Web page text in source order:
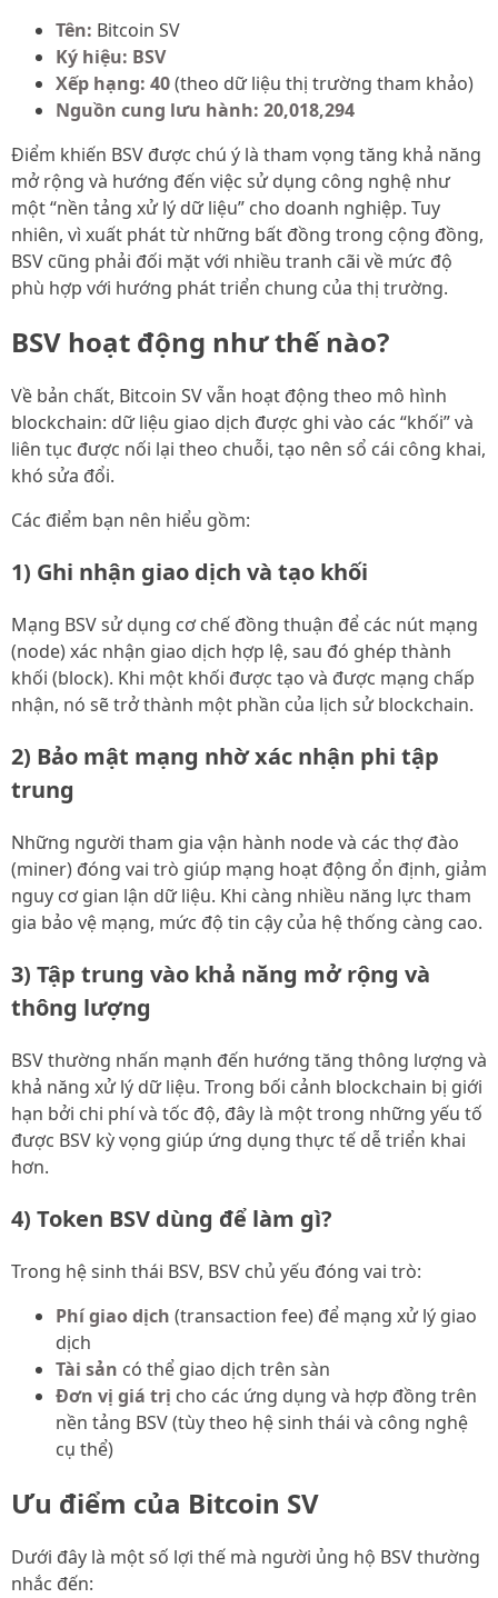
Tên: Bitcoin SV
Ký hiệu: BSV
Xếp hạng: 40(theo dữ liệu thị trường tham khảo)
Nguồn cung lưu hành: 20,018,294
Điểm khiến BSV được chú ý là tham vọng tăng khả năng
mở rộng và hướng đến việc sử dụng công nghệ như
một “nền tảng xử lý dữ liệu” cho doanh nghiệp. Tuy
nhiên, vì xuất phát từ những bất đồng trong cộng đồng,
BSV cũng phải đối mặt với nhiều tranh cãi về mức độ
phù hợp với hướng phát triển chung của thị trường.
BSV hoạt động như thế nào?
Về bản chất, Bitcoin SV vẫn hoạt động theo mô hình
blockchain: dữ liệu giao dịch được ghi vào các “khối” và
liên tục được nối lại theo chuỗi, tạo nên sổ cái công khai,
khó sửa đổi.
Các điểm bạn nên hiểu gồm:
1) Ghi nhận giao dịch và tạo khối
Mạng BSV sử dụng cơ chế đồng thuận để các nút mạng
(node) xác nhận giao dịch hợp lệ, sau đó ghép thành
khối (block). Khi một khối được tạo và được mạng chấp
nhận, nó sẽ trở thành một phần của lịch sử blockchain.
2) Bảo mật mạng nhờ xác nhận phi tập
trung
Những người tham gia vận hành node và các thợ đào
(miner) đóng vai trò giúp mạng hoạt động ổn định, giảm
nguy cơ gian lận dữ liệu. Khi càng nhiều năng lực tham
gia bảo vệ mạng, mức độ tin cậy của hệ thống càng cao.
3) Tập trung vào khả năng mở rộng và
thông lượng
BSV thường nhấn mạnh đến hướng tăng thông lượng và
khả năng xử lý dữ liệu. Trong bối cảnh blockchain bị giới
hạn bởi chi phí và tốc độ, đây là một trong những yếu tố
được BSV kỳ vọng giúp ứng dụng thực tế dễ triển khai
hơn.
4) Token BSV dùng để làm gì?
Trong hệ sinh thái BSV, BSV chủ yếu đóng vai trò:
Phí giao dịch (transaction fee) để mạng xử lý giao
dịch
Tài sản có thể giao dịch trên sàn
Đơn vị giá trị cho các ứng dụng và hợp đồng trên
nền tảng BSV (tùy theo hệ sinh thái và công nghệ
cụ thể)
Ưu điểm của Bitcoin SV
Dưới đây là một số lợi thế mà người ủng hộ BSV thường
nhắc đến: